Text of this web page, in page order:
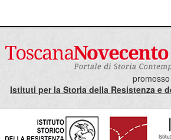
Istituti per la Storia della Resistenza e